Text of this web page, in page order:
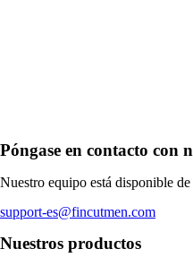
Póngase en contacto con
Nuestro equipo está disponible
support-es@fincutmen.com
Nuestros productos